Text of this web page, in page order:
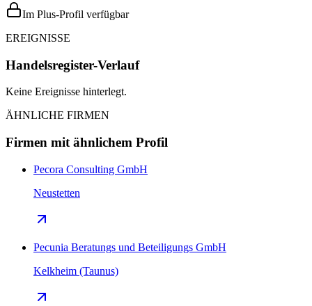
Im Plus-Profil verfügbar
EREIGNISSE
Handelsregister-Verlauf
Keine Ereignisse hinterlegt.
ÄHNLICHE FIRMEN
Firmen mit ähnlichem Profil
Pecora Consulting GmbH
Neustetten
Pecunia Beratungs und Beteiligungs GmbH
Kelkheim (Taunus)